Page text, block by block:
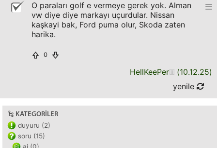
O paraları golf e vermeye gerek yok. Alman
vw diye diye markayı uçurdular. Nissan
kaşkayi bak, Ford puma olur, Skoda zaten
harika.
0
HellKeePer (10.12.25)
yenile
KATEGORILER
duyuru (2)
soru (15)